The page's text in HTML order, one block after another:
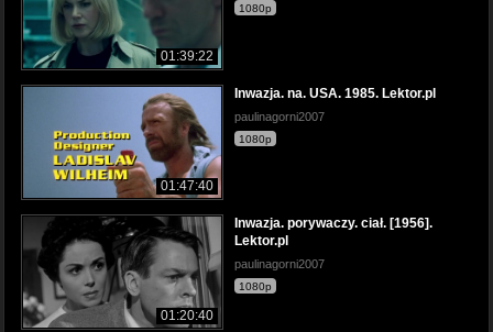
01:39:22
1080p
01:47:40
Inwazja. na. USA. 1985. Lektor.pl
paulinagorni2007
1080p
01:20:40
Inwazja. porywaczy. ciał. [1956].
Lektor.pl
paulinagorni2007
1080p